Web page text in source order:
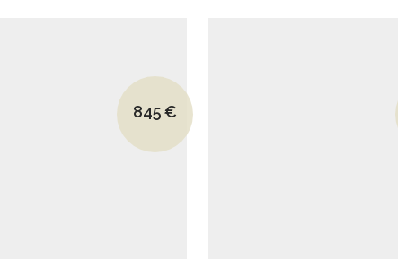
Le prix initial était : 1130€.
845€
Le prix actuel est : 845€.